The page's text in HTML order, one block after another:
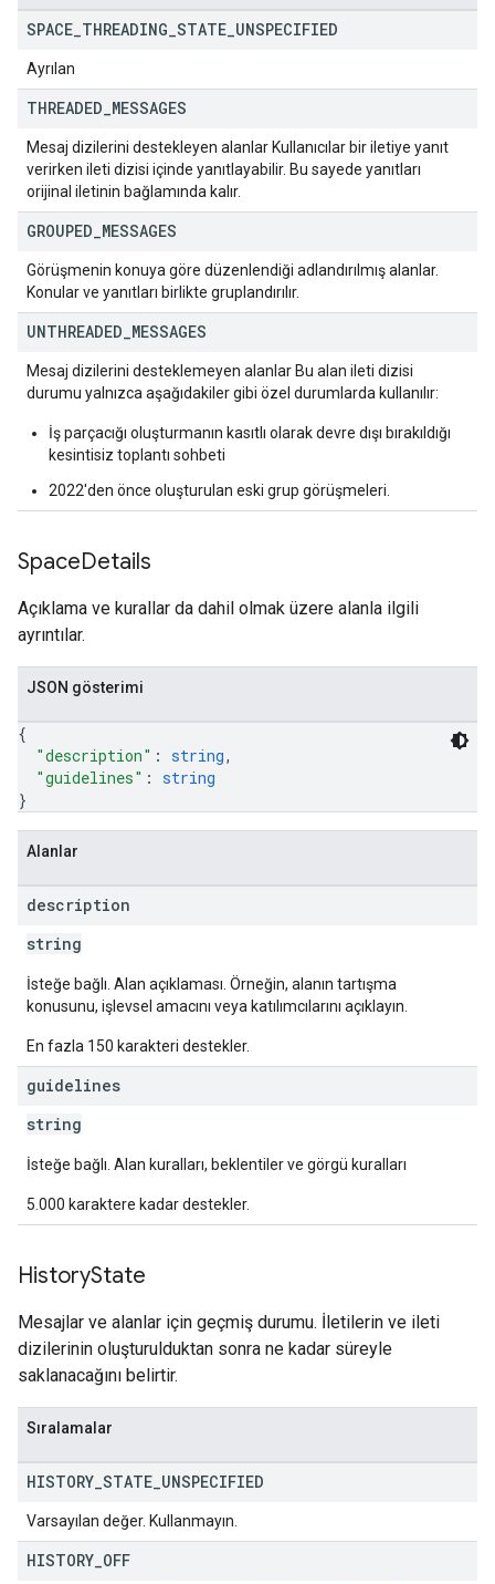
SPACE THREADING STATE UNSPECIFIED
Ayrılan
THREADED MESSAGES
Mesaj dizilerini destekleyen alanlar Kullanıcılar bir iletiye yanıt
verirken ileti dizisi içinde yanıtlayabilir. Bu sayede yanıtları
orijinal iletinin bağlamında kalır.
GROUPED MESSAGES
Görüşmenin konuya göre düzenlendiği adlandırılmış alanlar.
Konular ve yanıtları birlikte gruplandırılır.
UNTHREADED MESSAGES
Mesaj dizilerini desteklemeyen alanlar Bu alan ileti dizisi
durumu yalnızca aşağıdakiler gibi özel durumlarda kullanılır:
İş parçacığı oluşturmanın kasıtlı olarak devre dışı bırakıldığı
kesintisiz toplantı sohbeti
2022'den önce oluşturulan eski grup görüşmeleri.
SpaceDetails
Açıklama ve kurallar da dahil olmak üzere alanla ilgili
ayrıntılar.
JSON gösterimi
{
"description" : string,
"guidelines" : string
}
Alanlar
description
string
İsteğe bağlı. Alan açıklaması. Örneğin, alanın tartışma
konusunu, işlevsel amacını veya katılımcılarını açıklayın.
En fazla 150 karakteri destekler.
guidelines
string
İsteğe bağlı. Alan kuralları, beklentiler ve görgü kuralları
5.000 karaktere kadar destekler.
HistoryState
Mesajlar ve alanlar için geçmiş durumu. İletilerin ve ileti
dizilerinin oluşturulduktan sonra ne kadar süreyle
saklanacağını belirtir.
Sıralamalar
HISTORY STATE UNSPECIFIED
Varsayılan değer. Kullanmayın.
HISTORY OFF